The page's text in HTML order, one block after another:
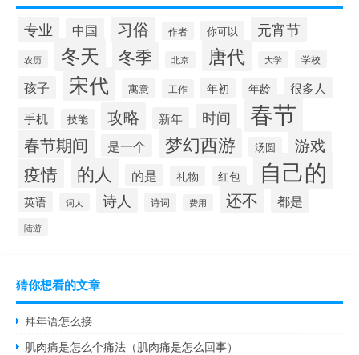
专业 中国 习俗 作者 你可以 元宵节
农历 冬天 冬季 北京 唐代 大学 学校
孩子 宋代 寓意 工作 年初 年龄
很多人
手机
技能 攻略 新年 时间 春节
春节期间 是一个 梦幻西游 汤圆 游戏
疫情 的人 的是 礼物 红包 自己的
英语 词人 诗人 诗词 费用 还不 都是
陆游
猜你想看的文章
拜年语怎么接
肌肉痛是怎么个痛法（肌肉痛是怎么回事）